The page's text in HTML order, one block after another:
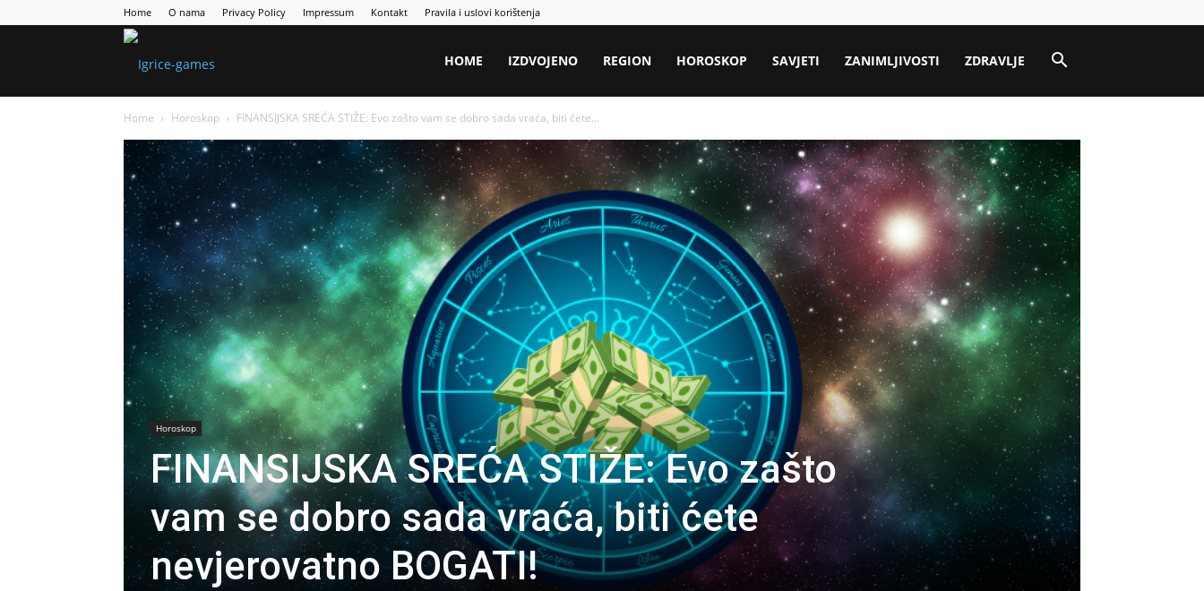
Home O nama Privacy Policy Impressum Kontakt Pravila i uslovi korištenja
HOME IZDVOJENO REGION HOROSKOP SAVJETI ZANIMLJIVOSTI ZDRAVLJE
Home Horoskop FINANSIJSKA SREĆA STIŽE: Evo zašto vam se dobro sada vraća, biti ćete...
Horoskop
FINANSIJSKA SREĆA STIŽE: Evo zašto
vam se dobro sada vraća, biti ćete
nevjerovatno BOGATI!